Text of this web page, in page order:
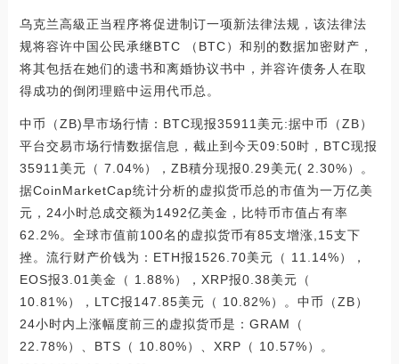
乌克兰高級正当程序将促进制订一项新法律法规，该法律法
规将容许中国公民承继BTC （BTC）和别的数据加密财产，
将其包括在她们的遗书和离婚协议书中，并容许债务人在取
得成功的倒闭理赔中运用代币总。
中币（ZB)早市场行情：BTC现报35911美元:据中币（ZB）
平台交易市场行情数据信息，截止到今天09:50时，BTC现报
35911美元（ 7.04%），ZB積分现报0.29美元( 2.30%）。
据CoinMarketCap统计分析的虚拟货币总的市值为一万亿美
元，24小时总成交额为1492亿美金，比特币市值占有率
62.2%。全球市值前100名的虚拟货币有85支增涨,15支下
挫。流行财产价钱为：ETH报1526.70美元（ 11.14%），
EOS报3.01美金（ 1.88%），XRP报0.38美元（
10.81%），LTC报147.85美元（ 10.82%）。中币（ZB）
24小时内上涨幅度前三的虚拟货币是：GRAM（
22.78%）、BTS（ 10.80%）、XRP（ 10.57%）。